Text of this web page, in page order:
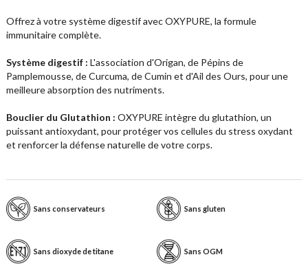
Offrez à votre système digestif avec OXYPURE, la formule
immunitaire complète.
Système digestif : L'association d'Origan, de Pépins de
Pamplemousse, de Curcuma, de Cumin et d'Ail des Ours, pour une
meilleure absorption des nutriments.
Bouclier du Glutathion : OXYPURE intègre du glutathion, un
puissant antioxydant, pour protéger vos cellules du stress oxydant
et renforcer la défense naturelle de votre corps.
Sans conservateurs Sans gluten
Sans dioxyde de titane Sans OGM